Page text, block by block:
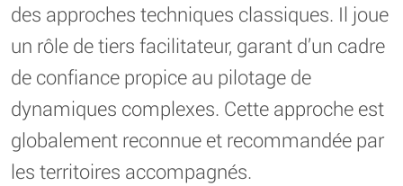
des approches techniques classiques. Il joue
un rôle de tiers facilitateur, garant d’un cadre
de confiance propice au pilotage de
dynamiques complexes. Cette approche est
globalement reconnue et recommandée par
les territoires accompagnés.